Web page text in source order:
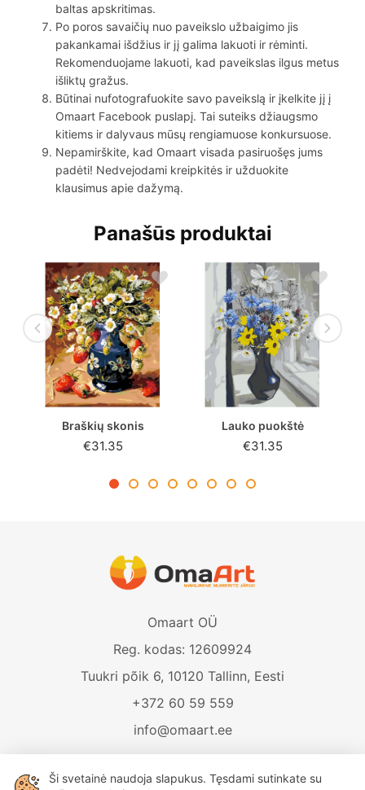
baltas apskritimas.
Po poros savaičių nuo paveikslo užbaigimo jis
pakankamai išdžius ir jį galima lakuoti ir rėminti.
Rekomenduojame lakuoti, kad paveikslas ilgus metus
išliktų gražus.
Būtinai nufotografuokite savo paveikslą ir įkelkite jį į
Omaart Facebook puslapį. Tai suteiks džiaugsmo
kitiems ir dalyvaus mūsų rengiamuose konkursuose.
Nepamirškite, kad Omaart visada pasiruošęs jums
padėti! Nedvejodami kreipkitės ir užduokite
klausimus apie dažymą.
Panašūs produktai
Braškių skonis
€31.35
Lauko puokštė
€31.35
Omaart OÜ
Reg. kodas: 12609924
Tuukri põik 6, 10120 Tallinn, Eesti
+372 60 59 559
info@omaart.ee
Ši svetainė naudoja slapukus. Tęsdami sutinkate su